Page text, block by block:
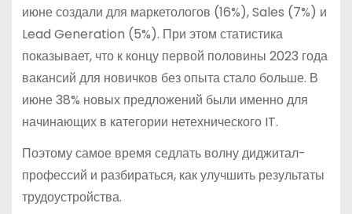
июне создали для маркетологов (16%), Sales (7%) и
Lead Generation (5%). При этом статистика
показывает, что к концу первой половины 2023 года
вакансий для новичков без опыта стало больше. В
июне 38% новых предложений были именно для
начинающих в категории нетехнического IT.
Поэтому самое время седлать волну диджитал-
профессий и разбираться, как улучшить результаты
трудоустройства.